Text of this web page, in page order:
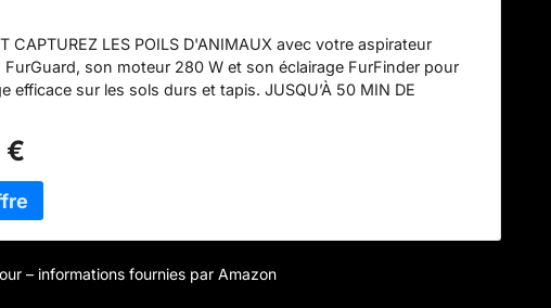
CAPTUREZ LES POILS D'ANIMAUX avec votre aspirateur
FurGuard, son moteur 280 W et son éclairage FurFinder pour
efficace sur les sols durs et tapis. JUSQU’À 50 MIN DE
50 minutes avec l’aspirateur à main en mode Eco, ou jusqu’à
mode Turbo. Batterie amovible pour une charge pratique en
ROULEAU BROSSE AUTONETTOYANT AVEC RETRAIT
ÉTAPE : le rouleau brosse autonettoyant FurGuard empêche
enchevêtrements pour des performances ininterrompues et
: Cet aspirateur sans sac élimine jusqu'à 95 % des poils
€
– informations fournies par Amazon